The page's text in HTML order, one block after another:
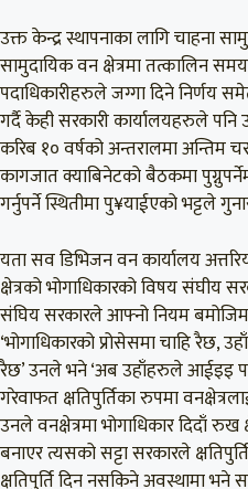
उक्त केन्द्र स्थापनाका लागि चाहना
सामुदायिक वन क्षेत्रमा तत्कालिन
पदाधिकारीहरुले जग्गा दिने निर्णय
गर्दै केही सरकारी कार्यालयहरुले पनि
करिब १० वर्षको अन्तरालमा अन्तिम
कागजात क्याबिनेटको बैठकमा
गर्नुपर्ने स्थितीमा पु¥याईएको भट्टले
यता सव डिभिजन वन कार्यालय
क्षेत्रको भोगाधिकारको विषय संघीय
संघिय सरकारले आफ्नो नियम
‘भोगाधिकारको प्रोसेसमा चाहि
रैछ’ उनले भने ‘अब उहाँहरुले आईइइ
गरेवाफत क्षतिपुर्तिका रुपमा
उनले वनक्षेत्रमा भोगाधिकार दिदाँ रुख
बनाएर त्यसको सट्टा सरकारले
क्षतिपुर्ति दिन नसकिने अवस्थामा भने